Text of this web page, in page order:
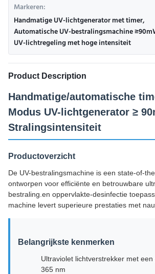
Markeren:
Handmatige UV-lichtgenerator met timer,
Automatische UV-bestralingsmachine
UV-lichtregeling met hoge intensiteit
Product Description
Handmatige/automatische
Modus UV-lichtgenerator ≥
Stralingsintensiteit
Productoverzicht
De UV-bestralingsmachine is een state-of-
ontworpen voor efficiënte en betrouwbare
bestraling.en oppervlakte-desinfectie
machine levert superieure prestaties met
Belangrijkste kenmerken
Ultraviolet lichtverstrekker met
365 nm